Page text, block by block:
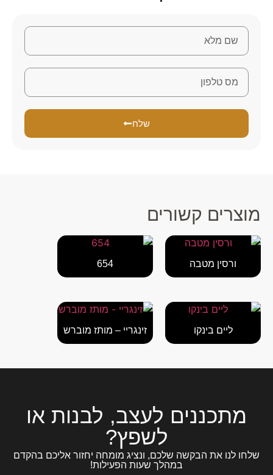
שלח
מוצרים קשורים
ורסין מטבה 654
ליים בינקו זינגריי – מותז מוברש
מתכננים לעצב, לבנות או
לשפץ?
שלחו לנו את הבקשה שלכם, ונציג מומחה יחזור אליכם בהקדם
במהלך שעות הפעילות!